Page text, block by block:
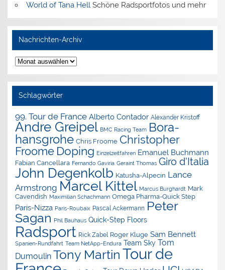
World of Tana HellSchöne Radsportfotos und mehr
Nachrichten-Archiv
Nachrichten-
Archiv
Schlagwörter
99. Tour de France Alberto Contador Alexander Kristoff
Andre Greipel BMC Racing Team Bora-
hansgrohe Chris Froome Christopher
Froome Doping Einzelzeitfahren Emanuel Buchmann
Fabian Cancellara Fernando Gaviria Geraint Thomas Giro d'Italia
John Degenkolb Katusha-Alpecin Lance
Armstrong Marcel Kittel Marcus Burghardt Mark
Cavendish Maximilian Schachmann Omega Pharma-Quick Step
Paris-Nizza Paris-Roubaix Pascal Ackermann Peter
Sagan Phil Bauhaus Quick-Step Floors
Radsport Rick Zabel Roger Kluge Sam Bennett
Spanien-Rundfahrt Team NetApp-Endura Team Sky Tom
Dumoulin Tony Martin Tour de